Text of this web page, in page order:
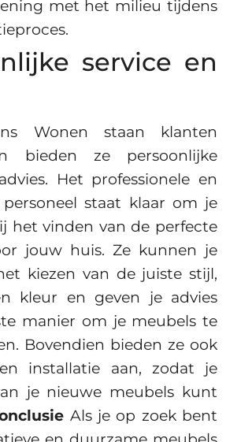
met het milieu tijdens
service en
Wonen staan klanten
bieden ze persoonlijke
Het professionele en
staat klaar om je
het vinden van de perfecte
jouw huis. Ze kunnen je
kiezen van de juiste stijl,
kleur en geven je advies
manier om je meubels te
Bovendien bieden ze ook
installatie aan, zodat je
je nieuwe meubels kunt
Als je op zoek bent